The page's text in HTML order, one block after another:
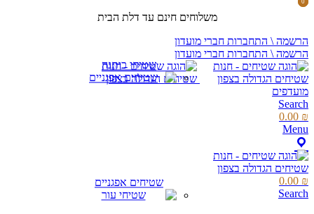
משלוחים חינם עד דלת הבית
הרשמה \ התחברות חברי מועדון
הרשמה \ התחברות חברי מועדון
מועדפים
Search
0
0.00 ₪
Menu
0
0.00 ₪
Search
שטיחי כותנה
שטיחים אפגניים